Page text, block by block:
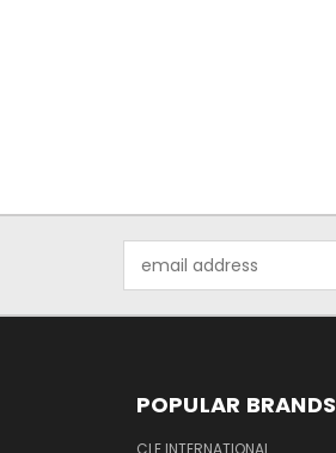
Address
POPULAR BRANDS